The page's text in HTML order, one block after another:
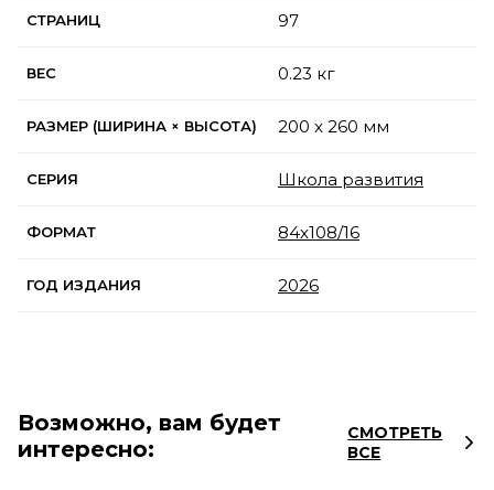
СТРАНИЦ 97
ВЕС 0.23 кг
РАЗМЕР (ШИРИНА × ВЫСОТА) 200 x 260 мм
СЕРИЯ Школа развития
ФОРМАТ 84х108/16
ГОД ИЗДАНИЯ 2026
Возможно, вам будет
интересно:
СМОТРЕТЬ
ВСЕ